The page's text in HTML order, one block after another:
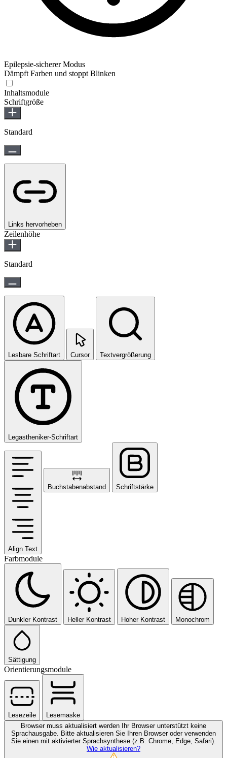
Epilepsie-sicherer Modus
Dämpft Farben und stoppt Blinken
Inhaltsmodule
Schriftgröße
Standard
Links hervorheben
Zeilenhöhe
Standard
Lesbare Schriftart Cursor Textvergrößerung
Legastheniker-Schriftart
Align Text
Buchstabenabstand Schriftstärke
Farbmodule
Dunkler Kontrast Heller Kontrast Hoher Kontrast Monochrom
Sättigung
Orientierungsmodule
Lesezeile
Lesemaske
Browser muss aktualisiert werden Ihr Browser unterstützt keine
Sprachausgabe. Bitte aktualisieren Sie Ihren Browser oder verwenden
Sie einen mit aktivierter Sprachsynthese (z.B. Chrome, Edge, Safari).
Wie aktualisieren?